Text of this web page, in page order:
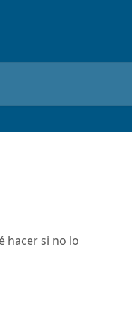
hacer si no lo